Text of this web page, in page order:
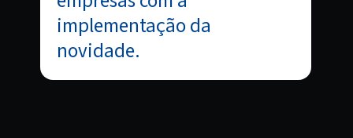
implementação da
novidade.